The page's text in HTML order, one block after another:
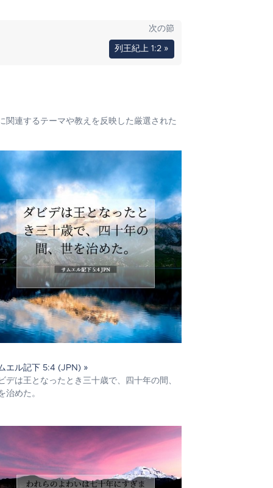
次の節
列王紀上 1:2 »
関連するテーマや教えを反映した厳選された
エル記下 5:4 (JPN) »
デは王となったとき三十歳で、四十年の間、
治めた。